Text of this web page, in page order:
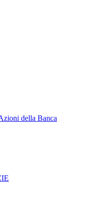
della Banca